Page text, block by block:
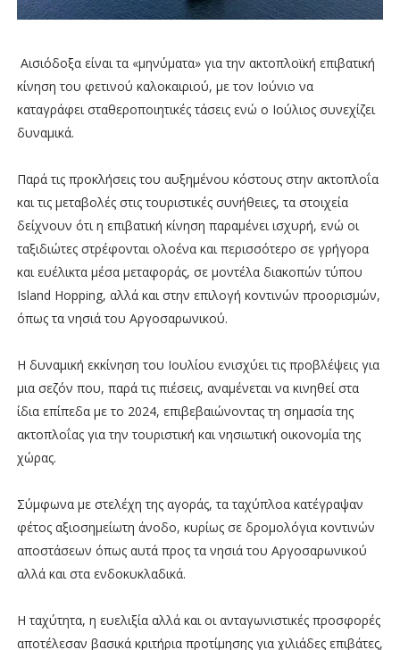
Αισιόδοξα είναι τα «μηνύματα» για την ακτοπλοϊκή επιβατική
κίνηση του φετινού καλοκαιριού, με τον Ιούνιο να
καταγράφει σταθεροποιητικές τάσεις ενώ ο Ιούλιος συνεχίζει
δυναμικά.
Παρά τις προκλήσεις του αυξημένου κόστους στην ακτοπλοΐα
και τις μεταβολές στις τουριστικές συνήθειες, τα στοιχεία
δείχνουν ότι η επιβατική κίνηση παραμένει ισχυρή, ενώ οι
ταξιδιώτες στρέφονται ολοένα και περισσότερο σε γρήγορα
και ευέλικτα μέσα μεταφοράς, σε μοντέλα διακοπών τύπου
Island Hopping, αλλά και στην επιλογή κοντινών προορισμών,
όπως τα νησιά του Αργοσαρωνικού.
Η δυναμική εκκίνηση του Ιουλίου ενισχύει τις προβλέψεις για
μια σεζόν που, παρά τις πιέσεις, αναμένεται να κινηθεί στα
ίδια επίπεδα με το 2024, επιβεβαιώνοντας τη σημασία της
ακτοπλοΐας για την τουριστική και νησιωτική οικονομία της
χώρας.
Σύμφωνα με στελέχη της αγοράς, τα ταχύπλοα κατέγραψαν
φέτος αξιοσημείωτη άνοδο, κυρίως σε δρομολόγια κοντινών
αποστάσεων όπως αυτά προς τα νησιά του Αργοσαρωνικού
αλλά και στα ενδοκυκλαδικά.
Η ταχύτητα, η ευελιξία αλλά και οι ανταγωνιστικές προσφορές
αποτέλεσαν βασικά κριτήρια προτίμησης για χιλιάδες επιβάτες,